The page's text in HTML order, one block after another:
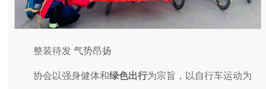
整装待发 气势昂扬
协会以强身健体和绿色出行为宗旨，以自行车运动为